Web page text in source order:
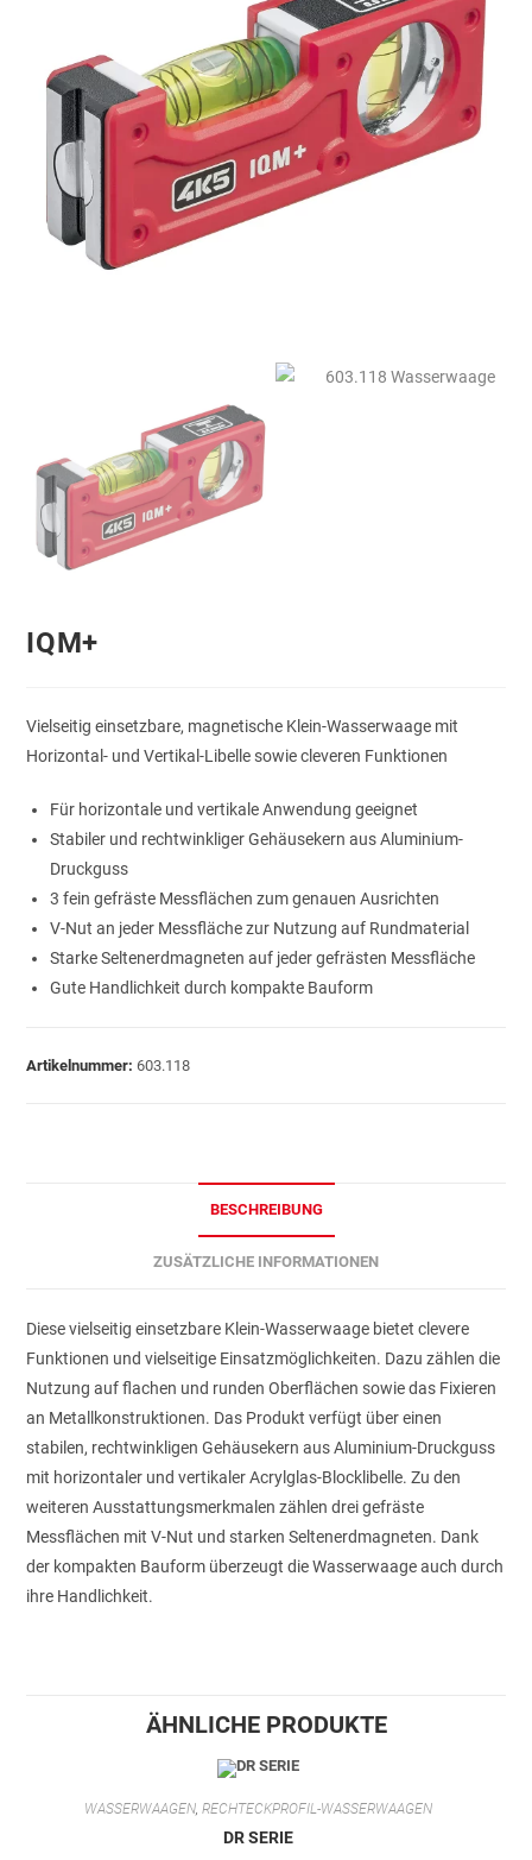
IQM+
Vielseitig einsetzbare, magnetische Klein-Wasserwaage mit
Horizontal- und Vertikal-Libelle sowie cleveren Funktionen
Für horizontale und vertikale Anwendung geeignet
Stabiler und rechtwinkliger Gehäusekern aus Aluminium-
Druckguss
3 fein gefräste Messflächen zum genauen Ausrichten
V-Nut an jeder Messfläche zur Nutzung auf Rundmaterial
Starke Seltenerdmagneten auf jeder gefrästen Messfläche
Gute Handlichkeit durch kompakte Bauform
Artikelnummer:603.118
BESCHREIBUNG
ZUSÄTZLICHE INFORMATIONEN
Diese vielseitig einsetzbare Klein-Wasserwaage bietet clevere
Funktionen und vielseitige Einsatzmöglichkeiten. Dazu zählen die
Nutzung auf flachen und runden Oberflächen sowie das Fixieren
an Metallkonstruktionen. Das Produkt verfügt über einen
stabilen, rechtwinkligen Gehäusekern aus Aluminium-Druckguss
mit horizontaler und vertikaler Acrylglas-Blocklibelle. Zu den
weiteren Ausstattungsmerkmalen zählen drei gefräste
Messflächen mit V-Nut und starken Seltenerdmagneten. Dank
der kompakten Bauform überzeugt die Wasserwaage auch durch
ihre Handlichkeit.
ÄHNLICHE PRODUKTE
WASSERWAAGEN, RECHTECKPROFIL-WASSERWAAGEN
DR SERIE